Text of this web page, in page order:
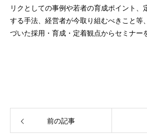
リクとしての事例や若者の育成ポイント、
する手法、経営者が今取り組むべきこと等
づいた採用・育成・定着観点からセミナー
前の記事